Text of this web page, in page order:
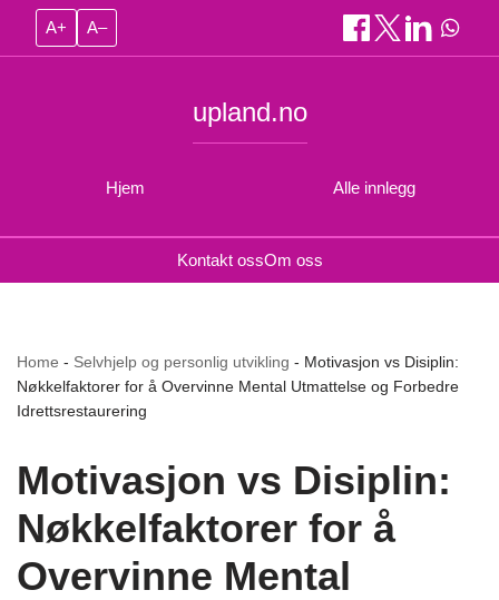
A+ A–
Hjem
upland.no
Alle innlegg
Kontakt ossOm oss
Home - Selvhjelp og personlig utvikling - Motivasjon vs Disiplin:
Nøkkelfaktorer for å Overvinne Mental Utmattelse og Forbedre
Idrettsrestaurering
Motivasjon vs Disiplin:
Nøkkelfaktorer for å
Overvinne Mental